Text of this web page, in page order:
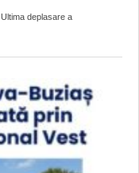
Ultima deplasare a